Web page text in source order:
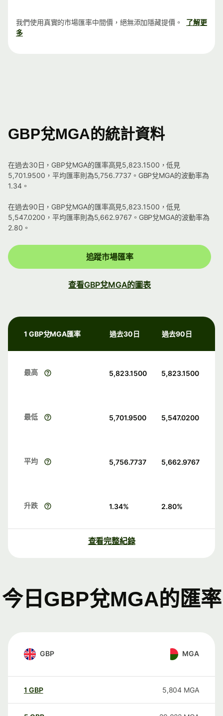
我們使用真實的市場匯率中間價，絕無添加隱藏提價。
了解更
多
GBP兌MGA的統計資料
在過去30日，GBP兌MGA的匯率高見5,823.1500，低見
5,701.9500，平均匯率則為5,756.7737。GBP兌MGA的波動率為
1.34。
在過去90日，GBP兌MGA的匯率高見5,823.1500，低見
5,547.0200，平均匯率則為5,662.9767。GBP兌MGA的波動率為
2.80。
追蹤市場匯率
查看GBP兌MGA的圖表
1 GBP兌MGA匯率 過去30日 過去90日
最高 5,823.1500 5,823.1500
最低 5,701.9500 5,547.0200
平均 5,756.7737 5,662.9767
升跌 1.34% 2.80%
查看完整紀錄
今日GBP兌MGA的匯率
GBP MGA
1 GBP 5,804 MGA